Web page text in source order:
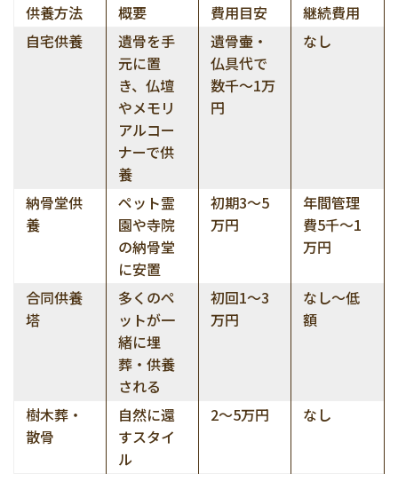
供養方法 概要 費用目安
継続費用
自宅供養
遺骨を手
元に置
き、仏壇
やメモリ
アルコー
ナーで供
養
遺骨壷・
仏具代で
数千〜1万
円
なし
納骨堂供
養
ペット霊
園や寺院
の納骨堂
に安置
初期3〜5
万円
年間管理
費5千〜1
万円
合同供養
塔
多くのペ
ットが一
緒に埋
葬・供養
される
初回1〜3
万円
なし〜低
額
樹木葬・
散骨
自然に還
すスタイ
ル
2〜5万円 なし